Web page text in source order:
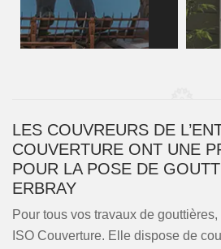
LES COUVREURS DE
COUVERTURE ONT UNE
POUR LA POSE DE
ERBRAY
Pour tous vos travaux de
ISO Couverture. Elle dispose de